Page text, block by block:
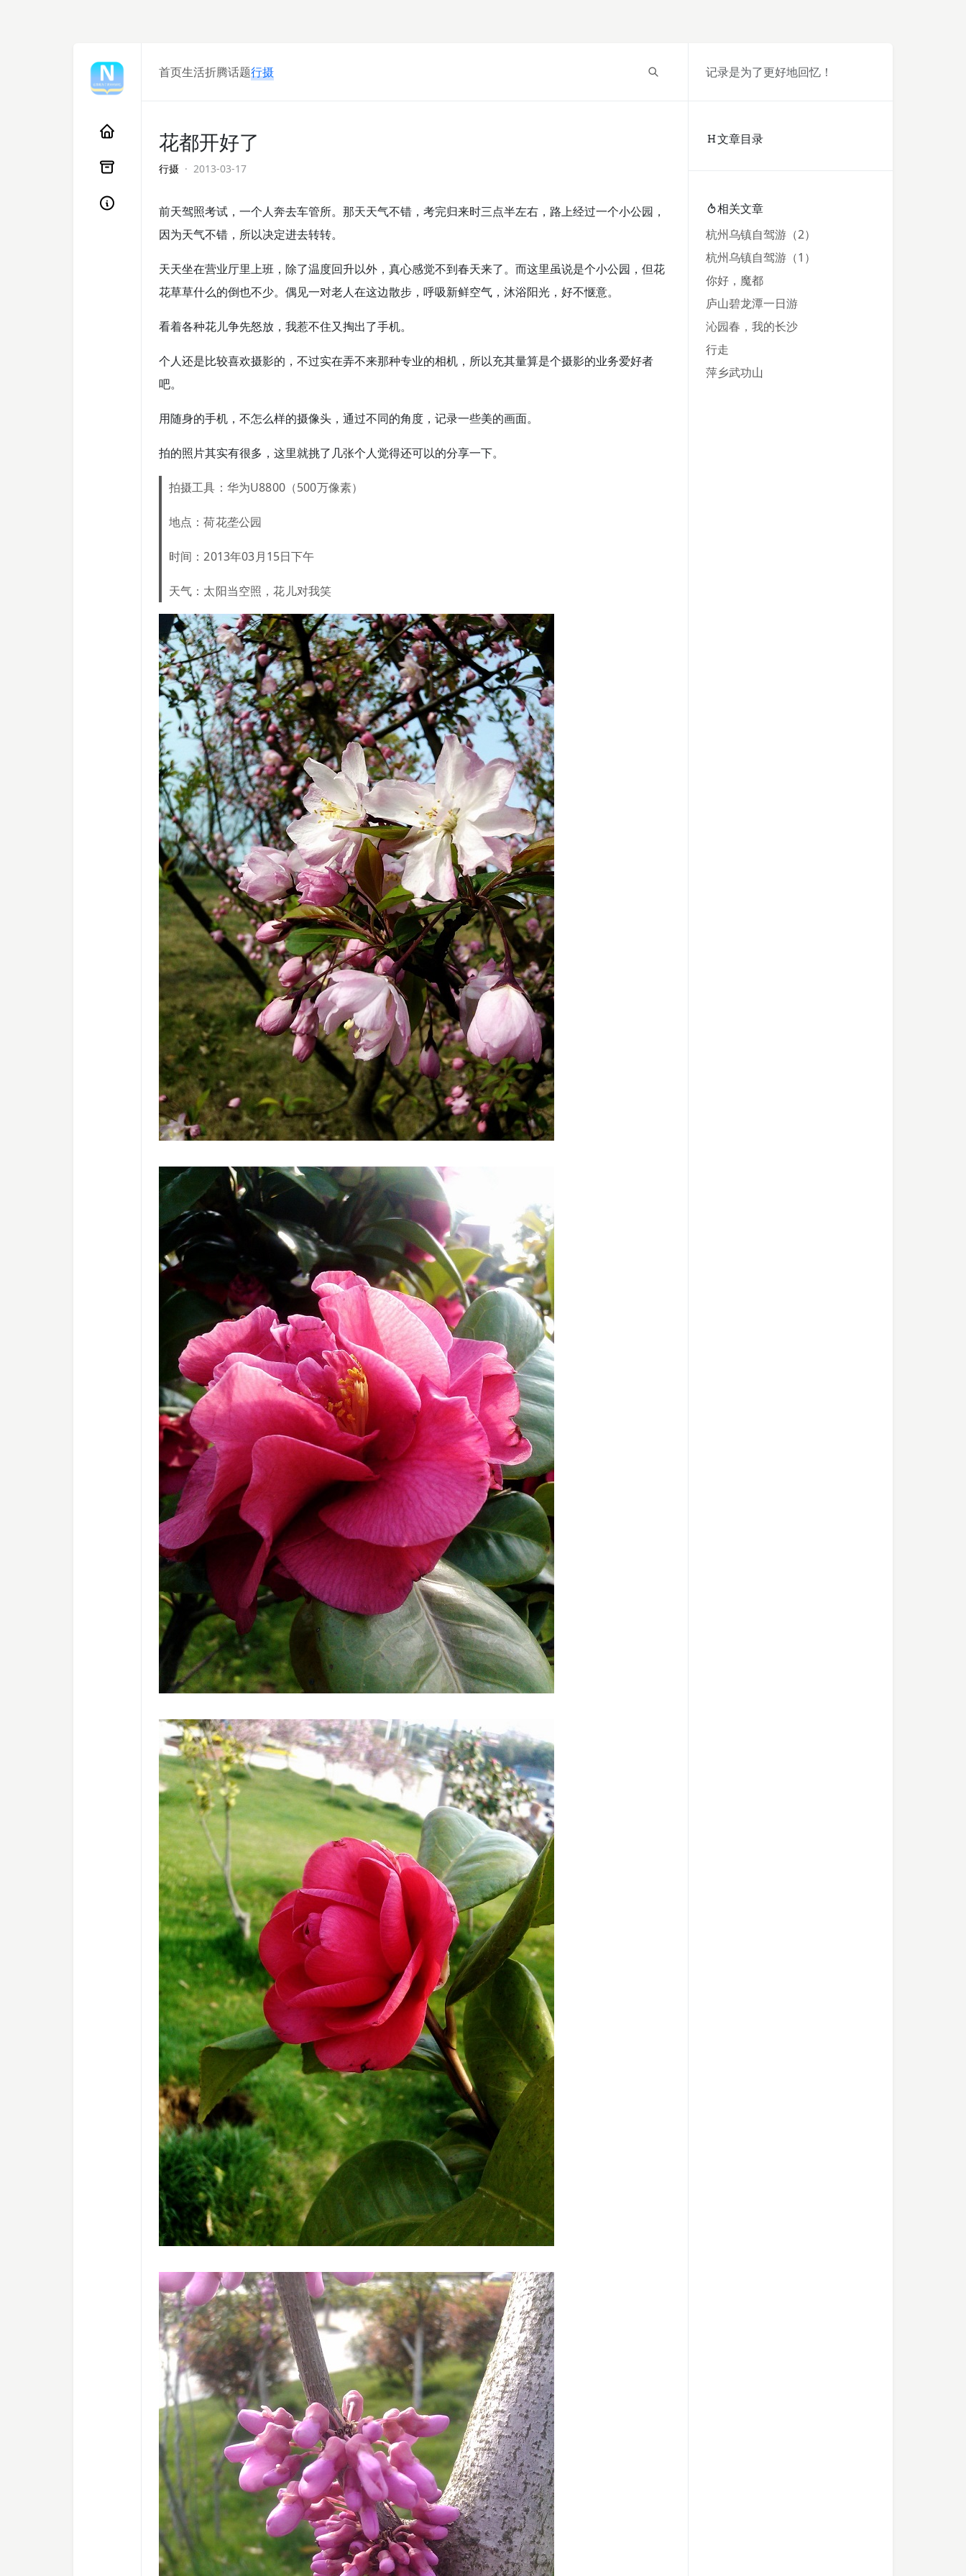
首页生活折腾话题行摄
花都开好了
行摄 · 2013-03-17
前天驾照考试，一个人奔去车管所。那天天气不错，考完归来时三点半左右，路上经过一个小公园，
因为天气不错，所以决定进去转转。
天天坐在营业厅里上班，除了温度回升以外，真心感觉不到春天来了。而这里虽说是个小公园，但花
花草草什么的倒也不少。偶见一对老人在这边散步，呼吸新鲜空气，沐浴阳光，好不惬意。
看着各种花儿争先怒放，我惹不住又掏出了手机。
个人还是比较喜欢摄影的，不过实在弄不来那种专业的相机，所以充其量算是个摄影的业务爱好者
吧。
用随身的手机，不怎么样的摄像头，通过不同的角度，记录一些美的画面。
拍的照片其实有很多，这里就挑了几张个人觉得还可以的分享一下。
拍摄工具：华为U8800（500万像素）
地点：荷花垄公园
时间：2013年03月15日下午
天气：太阳当空照，花儿对我笑
记录是为了更好地回忆！
文章目录
相关文章
杭州乌镇自驾游（2）
杭州乌镇自驾游（1）
你好，魔都
庐山碧龙潭一日游
沁园春，我的长沙
行走
萍乡武功山